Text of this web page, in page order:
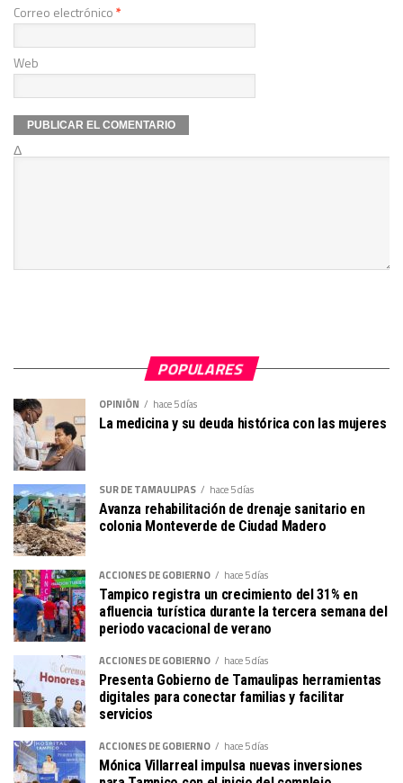
Correo electrónico*
Web
Δ
POPULARES
OPINIÓN hace 5 días
La medicina y su deuda histórica con las mujeres
SUR DE TAMAULIPAS hace 5 días
Avanza rehabilitación de drenaje sanitario en
colonia Monteverde de Ciudad Madero
ACCIONES DE GOBIERNO hace 5 días
Tampico registra un crecimiento del 31% en
afluencia turística durante la tercera semana del
periodo vacacional de verano
ACCIONES DE GOBIERNO hace 5 días
Presenta Gobierno de Tamaulipas herramientas
digitales para conectar familias y facilitar
servicios
ACCIONES DE GOBIERNO hace 5 días
Mónica Villarreal impulsa nuevas inversiones